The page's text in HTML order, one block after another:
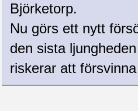
Björketorp.
Nu görs ett nytt
den sista
riskerar att